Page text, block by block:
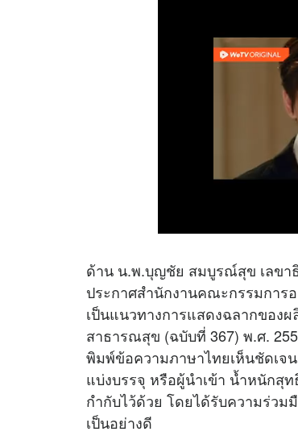
ด้าน น.พ.บุญชัย สมบูรณ์สุข เลขา
ประกาศสำนักงานคณะกรรมการ
เป็นแนวทางการแสดงฉลากของ
สาธารณสุข (ฉบับที่ 367) พ.ศ.
พิมพ์ข้อความภาษาไทยเห็นชัดเจ
แบ่งบรรจุ หรือผู้นำเข้า น้ำหนักสุ
กำกับไว้ด้วย โดยได้รับความร่ว
เป็นอย่างดี